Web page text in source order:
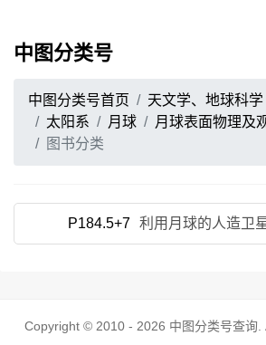
中图分类号
中图分类号首页 天文学、地球科学
太阳系
月球
月球表面物理及
图书分类
P184.5+7 利用月球的人造卫
Copyright © 2010 - 2026 中图分类号查询